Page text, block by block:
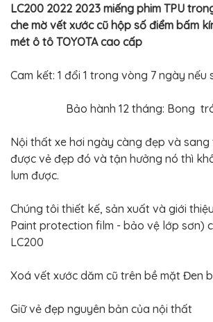
BỌC
GHẾ
DA
Ô
PHỤ
ĐỒ
CHƠI
XE
ĐẠP
ĐỒ
CÔNG
NGHỆ
KHÁC
LC200 2022 2023 miếng phim TPU
che mờ vết xước cũ hộp số điểm bấm
mét ô tô TOYOTA cao cấp
Cam kết: 1 đổi 1 trong vòng 7 ngày nếu
Bảo hành 12 tháng: Bong
Nội thất xe hơi ngày càng đẹp và
được vẻ đẹp đó và tận hưởng nó thì
lum được.
Chúng tôi thiết kế, sản xuất và giới
Paint protection film - bảo vệ lớp sơn)
LC200
Xoá vết xước dăm cũ trên bề mặt Đen
Giữ vẻ đẹp nguyên bản của nội thất